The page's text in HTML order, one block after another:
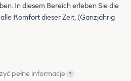
In diesem Bereich erleben Sie die
Komfort dieser Zeit, (Ganzjährig
pełne informacje ?